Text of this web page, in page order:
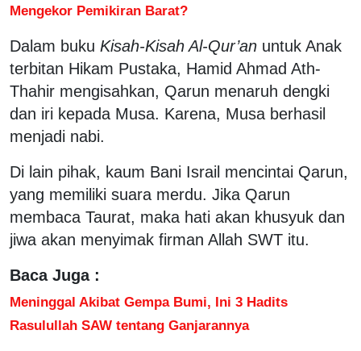
Mengekor Pemikiran Barat?
Dalam buku Kisah-Kisah Al-Qur’an untuk Anak
terbitan Hikam Pustaka, Hamid Ahmad Ath-
Thahir mengisahkan, Qarun menaruh dengki
dan iri kepada Musa. Karena, Musa berhasil
menjadi nabi.
Di lain pihak, kaum Bani Israil mencintai Qarun,
yang memiliki suara merdu. Jika Qarun
membaca Taurat, maka hati akan khusyuk dan
jiwa akan menyimak firman Allah SWT itu.
Baca Juga :
Meninggal Akibat Gempa Bumi, Ini 3 Hadits
Rasulullah SAW tentang Ganjarannya